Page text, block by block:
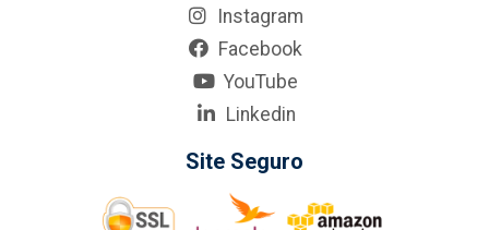
Instagram
Facebook
YouTube
Linkedin
Site Seguro